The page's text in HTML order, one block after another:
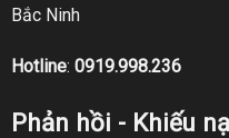
Bắc Ninh
Hotline: 0919.998.236
Phản hồi - Khiếu